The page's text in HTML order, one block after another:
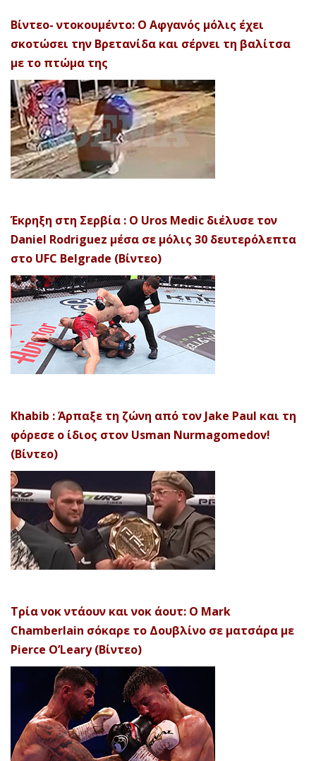
Βίντεο- ντοκουμέντο: Ο Αφγανός μόλις έχει
σκοτώσει την Βρετανίδα και σέρνει τη βαλίτσα
με το πτώμα της
Έκρηξη στη Σερβία : Ο Uros Medic διέλυσε τον
Daniel Rodriguez μέσα σε μόλις 30 δευτερόλεπτα
στο UFC Belgrade (Βίντεο)
Khabib : Άρπαξε τη ζώνη από τον Jake Paul και τη
φόρεσε ο ίδιος στον Usman Nurmagomedov!
(Βίντεο)
Τρία νοκ ντάουν και νοκ άουτ: Ο Mark
Chamberlain σόκαρε το Δουβλίνο σε ματσάρα με
Pierce O’Leary (Βίντεο)